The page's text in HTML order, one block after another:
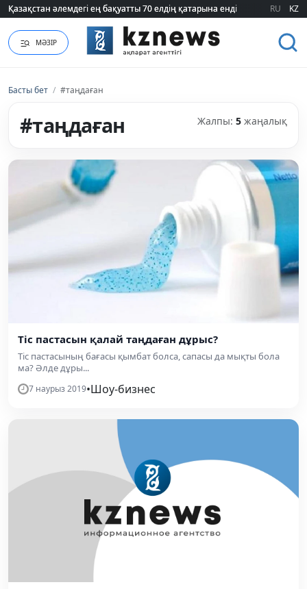
Қазақстан әлемдегі ең бақуатты 70 елдің қатарына енді
Қазақстан әлемдегі ең бақуатты 70 елдің қатарына енді RU KZ
МӘЗІР
Басты бет / #таңдаған
#таңдаған Жалпы: 5 жаңалық
Тіс пастасын қалай таңдаған дұрыс?
Тіс пастасының бағасы қымбат болса, сапасы да мықты бола
ма? Әлде дұры...
7 наурыз 2019•Шоу-бизнес